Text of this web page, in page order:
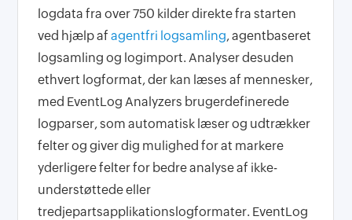
logdata fra over 750 kilder direkte fra starten
ved hjælp afagentfri logsamling, agentbaseret
logsamling og logimport. Analyser desuden
ethvert logformat, der kan læses af mennesker,
med EventLog Analyzers brugerdefinerede
logparser, som automatisk læser og udtrækker
felter og giver dig mulighed for at markere
yderligere felter for bedre analyse af ikke-
understøttede eller
tredjepartsapplikationslogformater. EventLog